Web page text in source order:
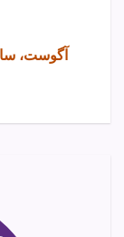
۱۳ آگوست، ساعت